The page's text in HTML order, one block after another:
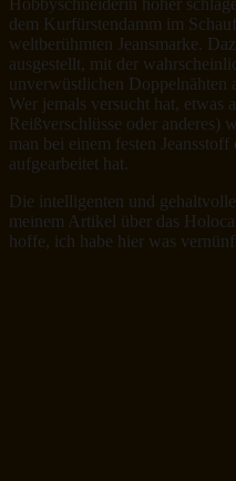
dem Kurfürstendamm im
weltberühmten Jeansmarke.
ausgestellt, mit der
unverwüstlichen Doppelnähten
Wer jemals versucht hat, etwas
Reißverschlüsse oder anderes)
man bei einem festen
aufgearbeitet hat.
Die intelligenten und
meinem Artikel über das
hoffe, ich habe hier was